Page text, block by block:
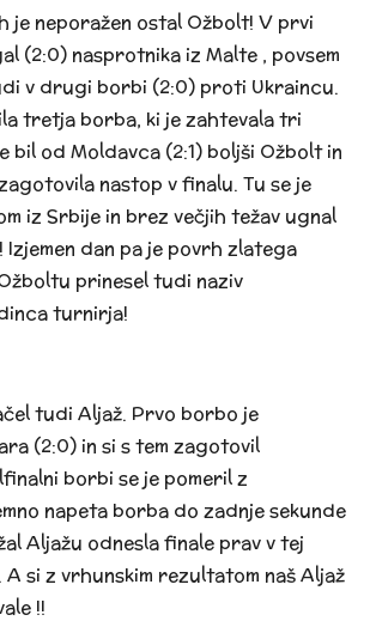
je neporažen ostal Ožbolt! V prvi
(2:0) nasprotnika iz Malte , povsem
v drugi borbi (2:0) proti Ukraincu.
tretja borba, ki je zahtevala tri
bil od Moldavca (2:1) boljši Ožbolt in
nastop v finalu. Tu se je
iz Srbije in brez večjih težav ugnal
dan pa je povrh zlatega
prinesel tudi naziv
turnirja!
tudi Aljaž. Prvo borbo je
(2:0) in si s tem zagotovil
borbi se je pomeril z
napeta borba do zadnje sekunde
Aljažu odnesla finale prav v tej
A si z vrhunskim rezultatom naš Aljaž
!!